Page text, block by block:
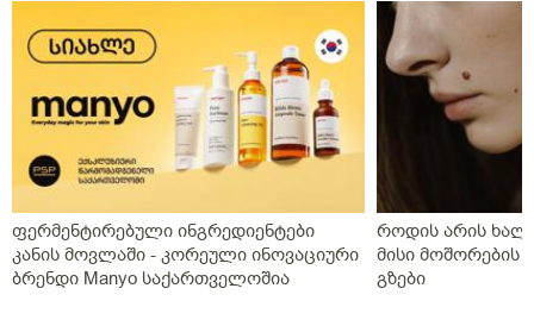
ფერმენტირებული ინგრედიენტები
კანის მოვლაში - კორეული ინოვაციური
ბრენდი Manyo საქართველოშია
როდის არის
მისი მოშორების
გზები